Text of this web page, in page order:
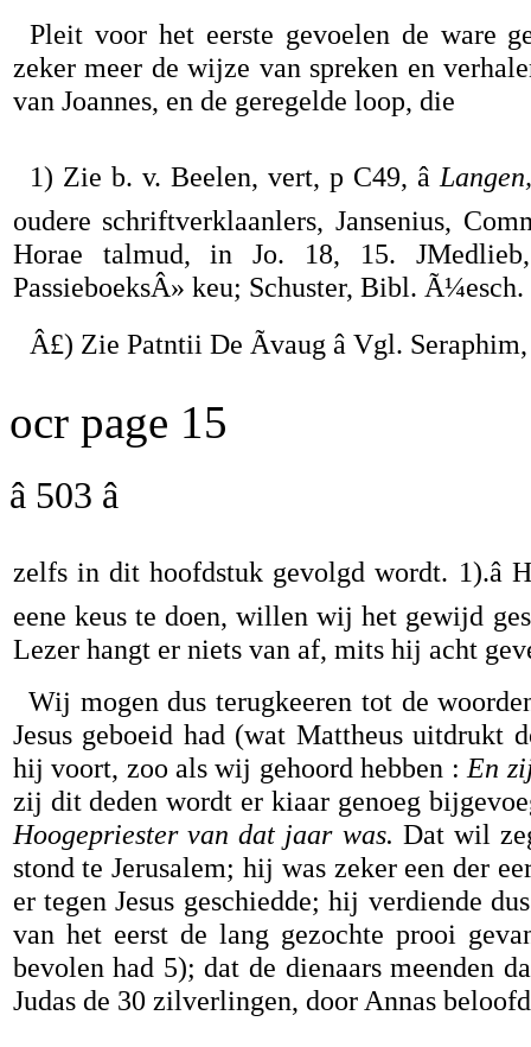
Pleit voor het eerste gevoelen de ware
zeker meer de wijze van spreken en
van Joannes, en de geregelde loop, die
1) Zie b. v. Beelen, vert, p C49, â
oudere schriftverklaanlers, Jansenius,
Horae talmud, in Jo. 18, 15.
PassieboeksÂ» keu; Schuster, Bibl. Ã¼esch.
Â£) Zie Patntii De Ãvaug â Vgl.
ocr page 15
â 503 â
zelfs in dit hoofdstuk gevolgd wordt.
eene keus te doen, willen wij het gewijd
Lezer hangt er niets van af, mits hij acht
Wij mogen dus terugkeeren tot de
Jesus geboeid had (wat Mattheus uitdrukt
hij voort, zoo als wij gehoord hebben : En
zij dit deden wordt er kiaar genoeg
Hoogepriester van dat jaar was. Dat wil
stond te Jerusalem; hij was zeker een der
er tegen Jesus geschiedde; hij verdiende
van het eerst de lang gezochte prooi
bevolen had 5); dat de dienaars meenden
Judas de 30 zilverlingen, door Annas